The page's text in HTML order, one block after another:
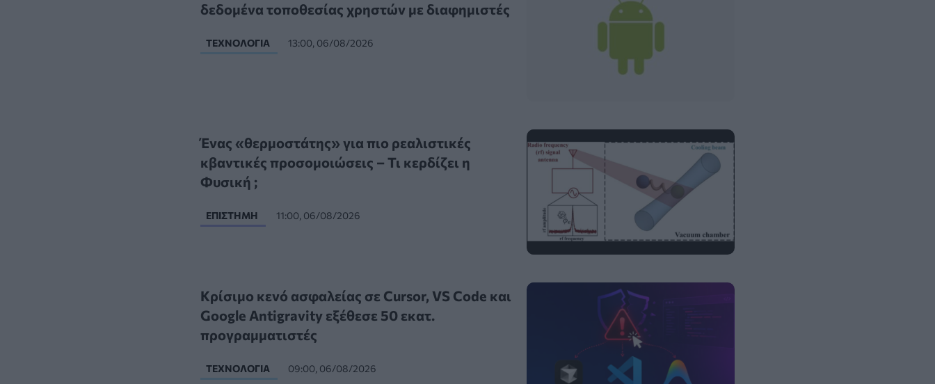
δεδομένα τοποθεσίας χρηστών με διαφημιστές
ΤΕΧΝΟΛΟΓΊΑ 13:00, 06/08/2026
Ένας «θερμοστάτης» για πιο ρεαλιστικές
κβαντικές προσομοιώσεις – Τι κερδίζει η
Φυσική ;
ΕΠΙΣΤΉΜΗ 11:00, 06/08/2026
Κρίσιμο κενό ασφαλείας σε Cursor, VS Code και
Google Antigravity εξέθεσε 50 εκατ.
προγραμματιστές
ΤΕΧΝΟΛΟΓΊΑ 09:00, 06/08/2026